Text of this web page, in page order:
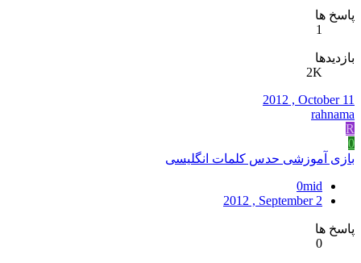
پاسخ ها
1
بازدیدها
2K
2012 , October 11
rahnama
R
0
بازی آموزشی حدس کلمات انگلیسی
0mid
2012 , September 2
پاسخ ها
0